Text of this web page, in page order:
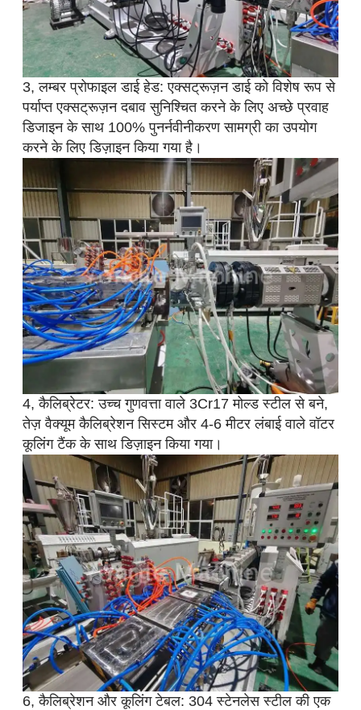
3, लम्बर प्रोफाइल डाई हेड: एक्सट्रूज़न डाई को विशेष रूप से
पर्याप्त एक्सट्रूज़न दबाव सुनिश्चित करने के लिए अच्छे प्रवाह
डिजाइन के साथ 100% पुनर्नवीनीकरण सामग्री का उपयोग
करने के लिए डिज़ाइन किया गया है।
4, कैलिब्रेटर: उच्च गुणवत्ता वाले 3Cr17 मोल्ड स्टील से बने,
तेज़ वैक्यूम कैलिब्रेशन सिस्टम और 4-6 मीटर लंबाई वाले वॉटर
कूलिंग टैंक के साथ डिज़ाइन किया गया।
6, कैलिब्रेशन और कूलिंग टेबल: 304 स्टेनलेस स्टील की एक